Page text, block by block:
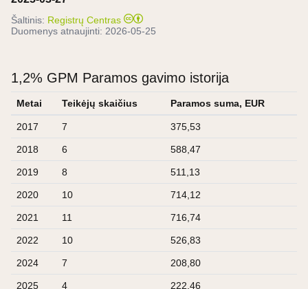
Šaltinis: Registrų Centras
Duomenys atnaujinti: 2026-05-25
1,2% GPM Paramos gavimo istorija
Metai Teikėjų skaičius Paramos suma, EUR
2017 7 375,53
2018 6 588,47
2019 8 511,13
2020 10 714,12
2021 11 716,74
2022 10 526,83
2024 7 208,80
2025 4 222,46